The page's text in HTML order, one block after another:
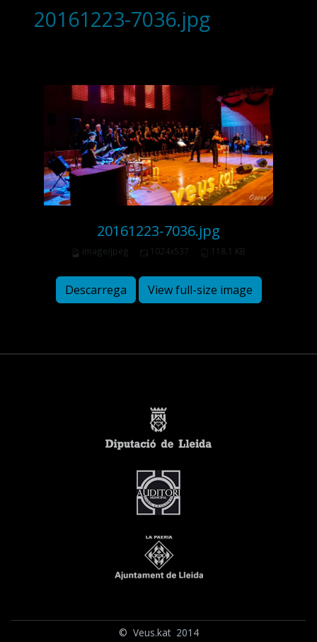
20161223-7036.jpg
20161223-7036.jpg
image/jpeg 1024x537 118.1 KB
Descarrega View full-size image
© Veus.kat 2014